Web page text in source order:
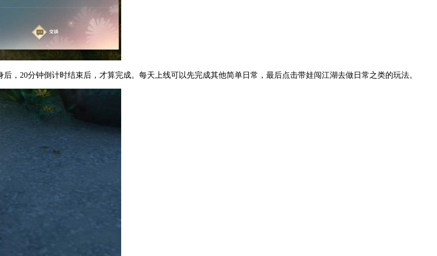
，20分钟倒计时结束后，才算完成。每天上线可以先完成其他简单日常，最后点击带娃闯江湖去做日常之类的玩法。